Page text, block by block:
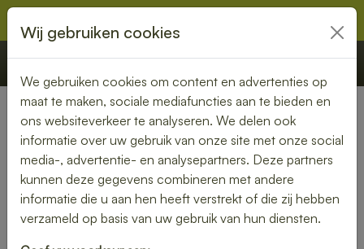
€ 0,00 Offerte Bestellen
Nederland» Marken
Lunch laten bezorgen in
Marken – vers, snel en
smaakvol
Wij gebruiken cookies
We gebruiken cookies om content en advertenties op
maat te maken, sociale mediafuncties aan te bieden en
ons websiteverkeer te analyseren. We delen ook
informatie over uw gebruik van onze site met onze social
media-, advertentie- en analysepartners. Deze partners
kunnen deze gegevens combineren met andere
informatie die u aan hen heeft verstrekt of die zij hebben
verzameld op basis van uw gebruik van hun diensten.